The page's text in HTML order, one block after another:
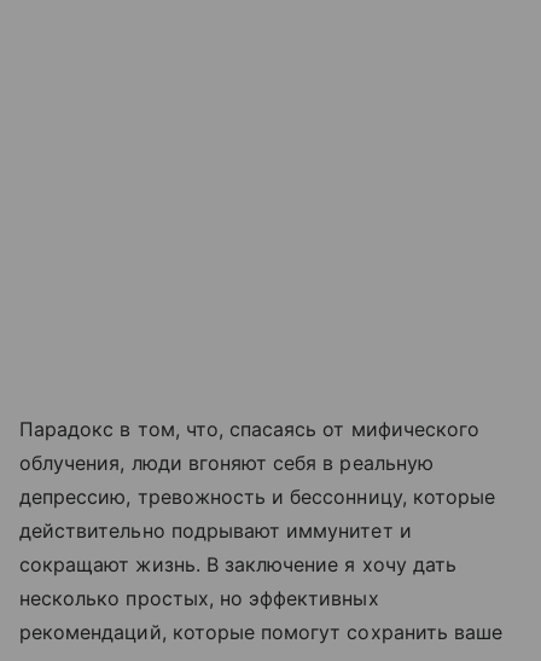
Парадокс в том, что, спасаясь от мифического
облучения, люди вгоняют себя в реальную
депрессию, тревожность и бессонницу, которые
действительно подрывают иммунитет и
сокращают жизнь. В заключение я хочу дать
несколько простых, но эффективных
рекомендаций, которые помогут сохранить ваше